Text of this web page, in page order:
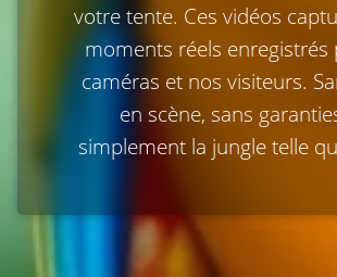
votre tente. Ces vidéos
moments réels enregistrés
caméras et nos visiteurs.
en scène, sans
simplement la jungle telle